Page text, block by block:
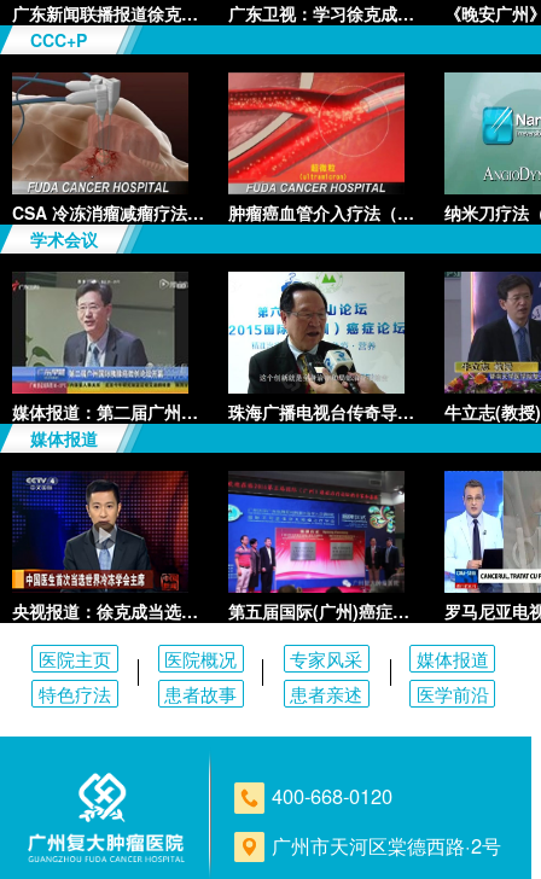
广东新闻联播报道徐克成：“智慧
广东卫视：学习徐克成先进事迹座
CCC+P
CSA 冷冻消瘤减瘤疗法（Cryosurg
肿瘤癌血管介入疗法（Cancer Vas
学术会议
媒体报道：第二届广州国际胰腺癌
珠海广播电视台传奇导视频道介绍
媒体报道
央视报道：徐克成当选世界冷冻学 第五届国际(广州)癌症治疗论坛在
医院主页 医院概况 专家风采
媒体报道
特色疗法
患者故事 患者亲述 医学前沿
400-668-0120
广州市天河区棠德西路·2号